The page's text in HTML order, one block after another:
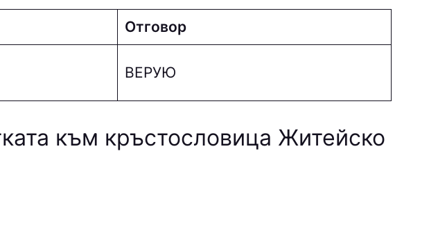
Отговор
ВEPУЮ
към кръстословица Житейско